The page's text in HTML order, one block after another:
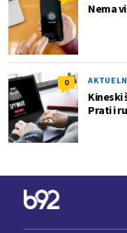
Nema
0
Kineski
Prati i